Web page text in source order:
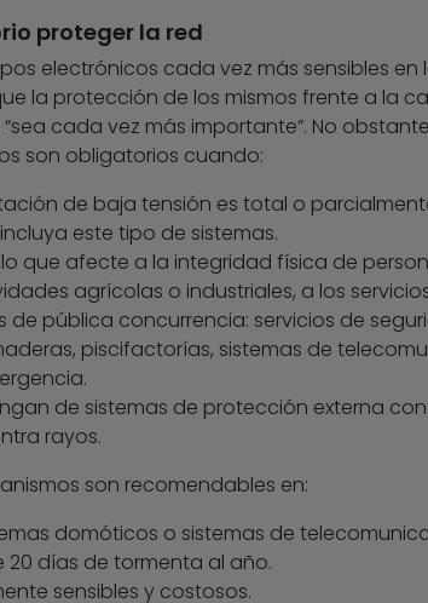
proteger la red
electrónicos cada vez más sensibles en
la protección de los mismos frente a la
cada vez más importante”. No
son obligatorios cuando:
de baja tensión es total o
este tipo de sistemas.
que afecte a la integridad física de
agrícolas o industriales, a los
de pública concurrencia: servicios de
piscifactorías, sistemas de
de sistemas de protección externa
rayos.
son recomendables en:
domóticos o sistemas de
20 días de tormenta al año.
sensibles y costosos.